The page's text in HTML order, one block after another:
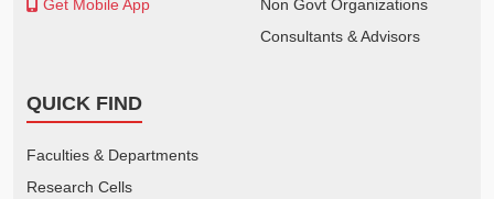
Get Mobile App
Non Govt Organizations
Consultants & Advisors
QUICK FIND
Faculties & Departments
Research Cells